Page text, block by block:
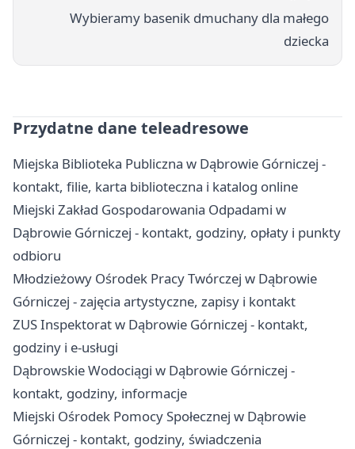
Wybieramy basenik dmuchany dla małego
dziecka
Przydatne dane teleadresowe
Miejska Biblioteka Publiczna w Dąbrowie Górniczej -
kontakt, filie, karta biblioteczna i katalog online
Miejski Zakład Gospodarowania Odpadami w
Dąbrowie Górniczej - kontakt, godziny, opłaty i punkty
odbioru
Młodzieżowy Ośrodek Pracy Twórczej w Dąbrowie
Górniczej - zajęcia artystyczne, zapisy i kontakt
ZUS Inspektorat w Dąbrowie Górniczej - kontakt,
godziny i e-usługi
Dąbrowskie Wodociągi w Dąbrowie Górniczej -
kontakt, godziny, informacje
Miejski Ośrodek Pomocy Społecznej w Dąbrowie
Górniczej - kontakt, godziny, świadczenia